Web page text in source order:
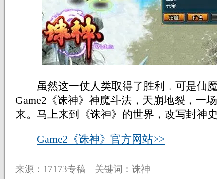
虽然这一仗人类取得了胜利，可是仙
Game2《诛神》神魔斗法，天崩地裂，一
来。马上来到《诛神》的世界，改写封神
Game2《诛神》官方网站>>
来源：17173专稿 关键词：诛神